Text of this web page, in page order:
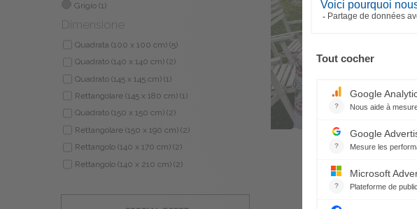
Grigio (1)
Dimensione
Quadrata (100 x 100 cm) (5)
Quadrato (140 x 140 cm) (2)
Quadrato (145 x 145 cm) (1)
Rettangolare (145 x 180 cm) (1)
Quadrato (150 x 150 cm) (2)
Rettangolare (150 x 190 cm) (2)
Rettangolo (140 x 170 cm) (2)
Rettangolo (140 x 210 cm) (2)
Rotonda 160(2)
Tovaglia Les Coqs Rosa
62,00 €